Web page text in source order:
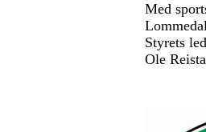
Med
Styrets
Ole